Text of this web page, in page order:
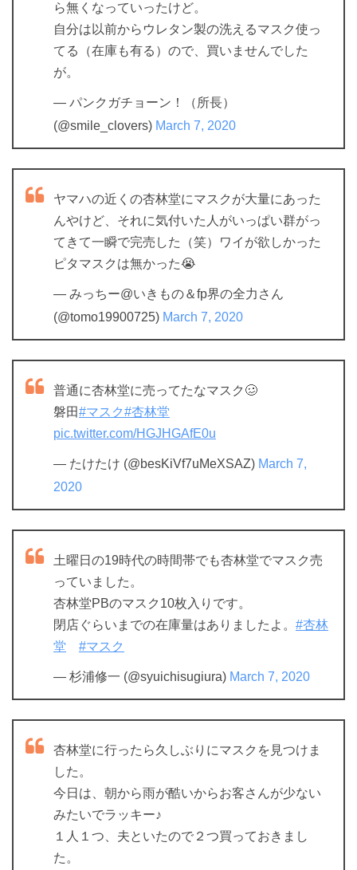
ら無くなっていったけど。
自分は以前からウレタン製の洗えるマスク使っ
てる（在庫も有る）ので、買いませんでした
が。
— パンクガチョーン！（所長）
(@smile_clovers) March 7, 2020
ヤマハの近くの杏林堂にマスクが大量にあった
んやけど、それに気付いた人がいっぱい群がっ
てきて一瞬で完売した（笑）ワイが欲しかった
ピタマスクは無かった😭
— みっちー@いきもの＆fp界の全力さん
(@tomo19900725) March 7, 2020
普通に杏林堂に売ってたなマスク🥴
磐田#マスク#杏林堂
pic.twitter.com/HGJHGAfE0u
— たけたけ (@besKiVf7uMeXSAZ) March 7,
2020
土曜日の19時代の時間帯でも杏林堂でマスク売
っていました。
杏林堂PBのマスク10枚入りです。
閉店ぐらいまでの在庫量はありましたよ。 #杏林
堂
#マスク
— 杉浦修一 (@syuichisugiura) March 7, 2020
杏林堂に行ったら久しぶりにマスクを見つけま
した。
今日は、朝から雨が酷いからお客さんが少ない
みたいでラッキー♪
１人１つ、夫といたので２つ買っておきまし
た。